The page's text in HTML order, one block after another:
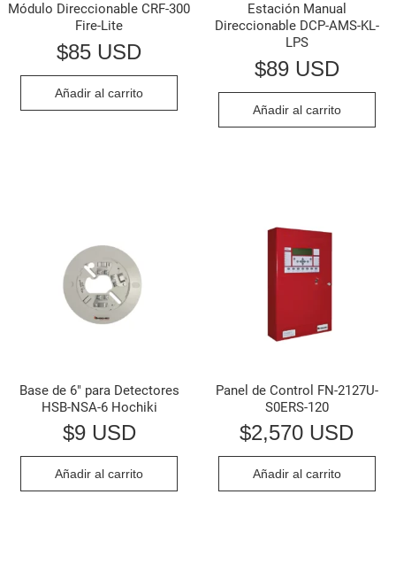
Módulo Direccionable CRF-300
Fire-Lite
$85 USD
Añadir al carrito
Estación Manual
Direccionable DCP-AMS-KL-
LPS
$89 USD
Añadir al carrito
Base de 6″ para Detectores
HSB-NSA-6 Hochiki
$9 USD
Añadir al carrito
Panel de Control FN-2127U-
S0ERS-120
$2,570 USD
Añadir al carrito